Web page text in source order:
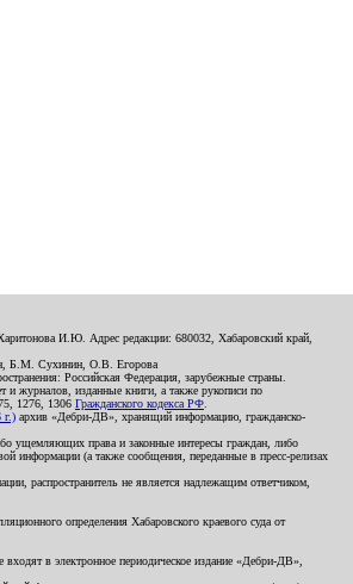
И.Ю. Адрес редакции: 680032, Хабаровский край,
Б.М. Сухинин, О.В. Егорова
Российская Федерация, зарубежные страны.
и журналов, изданные книги, а также рукописи по
1276, 1306 Гражданского кодекса РФ
г.) архив «Дебри-ДВ», хранящий информацию, гражданско-
ущемляющих права и законные интересы граждан, либо
информации (а также сообщения, переданные в пресс-релизах
распространитель не является надлежащим ответчиком,
определения Хабаровского краевого суда от
в электронное периодическое издание «Дебри-ДВ»,